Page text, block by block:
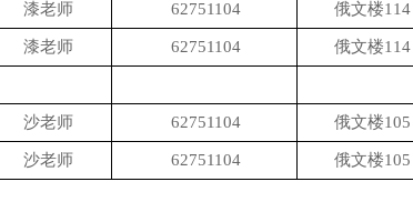
漆老师 62751104 俄文楼114
漆老师 62751104 俄文楼114
沙老师 62751104 俄文楼105
沙老师 62751104 俄文楼105